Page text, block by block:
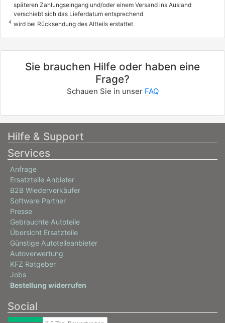
02/2005 - 05/2010
7118528, 7118AAU
MAZDA
2.0 CD (CR19)
späteren Zahlungseingang und/oder einem Versand ins Ausland
verschiebt sich das Lieferdatum entsprechend
4 wird bei Rücksendung des Altteils erstattet
Sie brauchen Hilfe oder haben eine
Frage?
Schauen Sie in unser FAQ
Hilfe & Support
Services
Anfrage
Ersatzteile Anbieter
B2B Wiederverkäufer
Software Partner
Presse
Gebrauchte Autoteile
Übersicht Ersatzteile
Günstige Autoteileanbieter
Autoverwertung
KFZ Ratgeber
Jobs
Bestellung widerrufen
Social